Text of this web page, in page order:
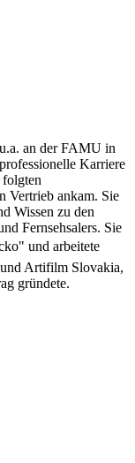
an der FAMU in
Karriere
folgten
Vertrieb ankam. Sie
Wissen zu den
Fernsehsalers. Sie
und arbeitete
Artifilm Slovakia,
gründete.